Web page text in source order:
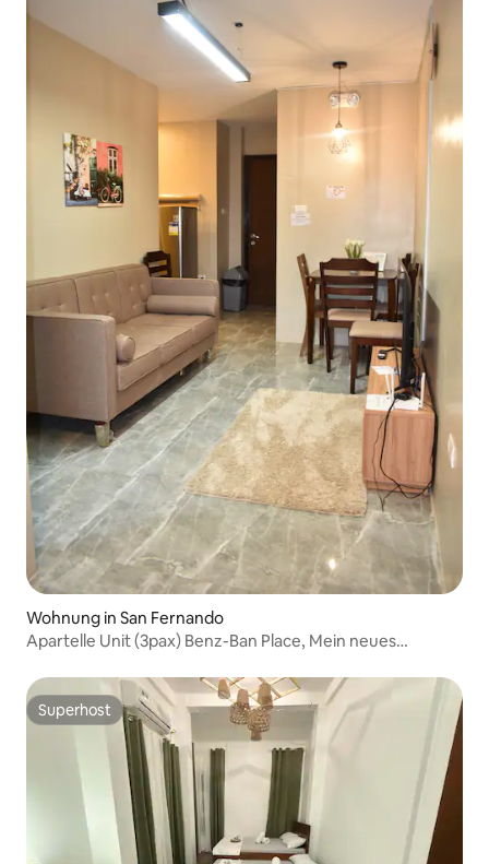
Wohnung in San Fernando
Apartelle Unit (3pax) Benz-Ban Place, Mein neues
Superhost
Superhost